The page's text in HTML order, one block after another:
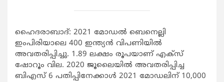
ഹൈദരാബാദ്: 2021 മോഡല്‍ ബെനെല്ലി
ഇംപിരിയാലെ 400 ഇന്ത്യന്‍ വിപണിയില്‍
അവതരിപ്പിച്ചു. 1.89 ലക്ഷം രൂപയാണ് എക്‌സ്
ഷോറൂം വില. 2020 ജൂലൈയില്‍ അവതരിപ്പിച്ച
ബിഎസ് 6 പതിപ്പിനേക്കാള്‍ 2021 മോഡലിന് 10,000